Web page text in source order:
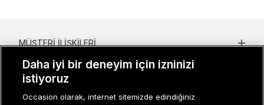
MÜŞTERI İLIŞKILERI
KURUMSAL
Daha iyi bir deneyim için izninizi
istiyoruz
Occasion olarak, internet sitemizde edindiğiniz